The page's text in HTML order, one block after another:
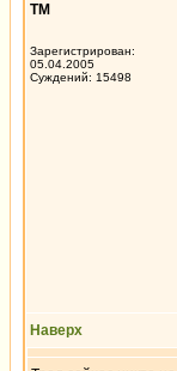
ТМ
Зарегистрирован:
05.04.2005
Суждений: 15498
Наверх